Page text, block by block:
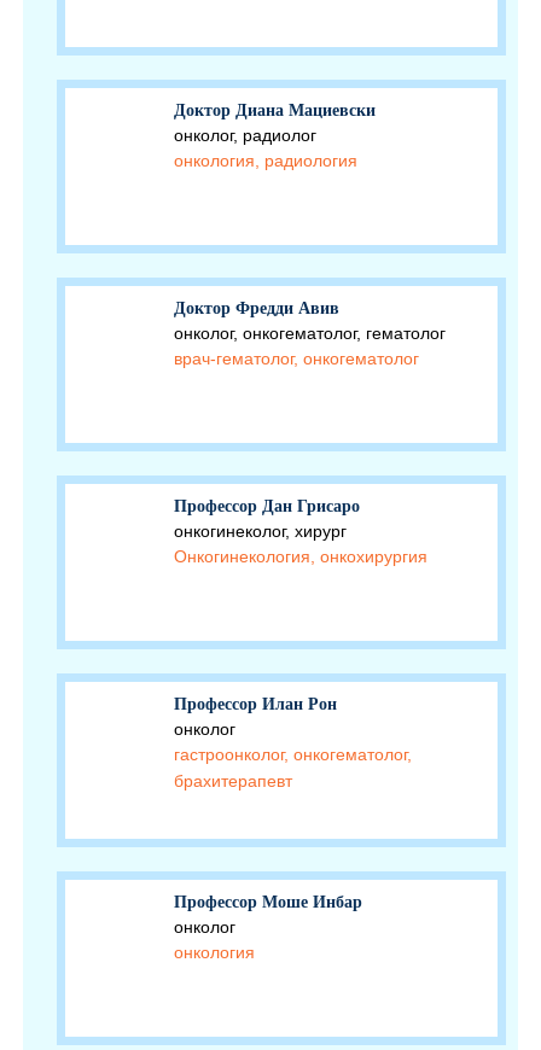
Доктор Диана Мациевски
онколог, радиолог
онкология, радиология
Доктор Фредди Авив
онколог, онкогематолог, гематолог
врач-гематолог, онкогематолог
Профессор Дан Грисаро
онкогинеколог, хирург
Онкогинекология, онкохирургия
Профессор Илан Рон
онколог
гастроонколог, онкогематолог,
брахитерапевт
Профессор Моше Инбар
онколог
онкология